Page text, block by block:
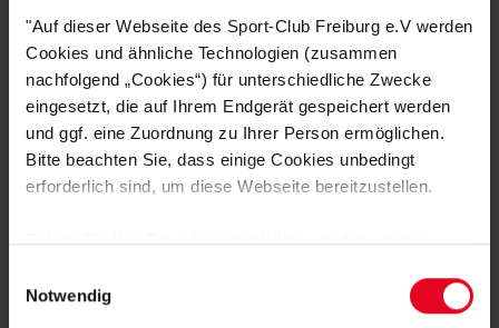
"Auf dieser Webseite des Sport-Club Freiburg e.V werden
Cookies und ähnliche Technologien (zusammen
nachfolgend „Cookies“) für unterschiedliche Zwecke
eingesetzt, die auf Ihrem Endgerät gespeichert werden
und ggf. eine Zuordnung zu Ihrer Person ermöglichen.
Bitte beachten Sie, dass einige Cookies unbedingt
erforderlich sind, um diese Webseite bereitzustellen.
Sofern Sie Ihre Einwilligung erteilen, werden weitere
Daten von Ihnen (z.B. persönlichen Identifikatoren oder
IP-Adressen) verarbeitet werden. Durch Klicken auf den
Notwendig
und mit klarer Botschaft.
HERSTELLERANGABEN
KUNDENBEWERTUNGEN (2)
Logistiknummer: EM001677-001